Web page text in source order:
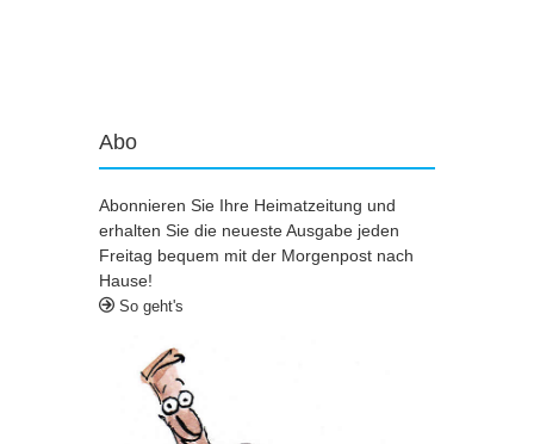
Abo
Abonnieren Sie Ihre Heimatzeitung und
erhalten Sie die neueste Ausgabe jeden
Freitag bequem mit der Morgenpost nach
Hause!
So geht's